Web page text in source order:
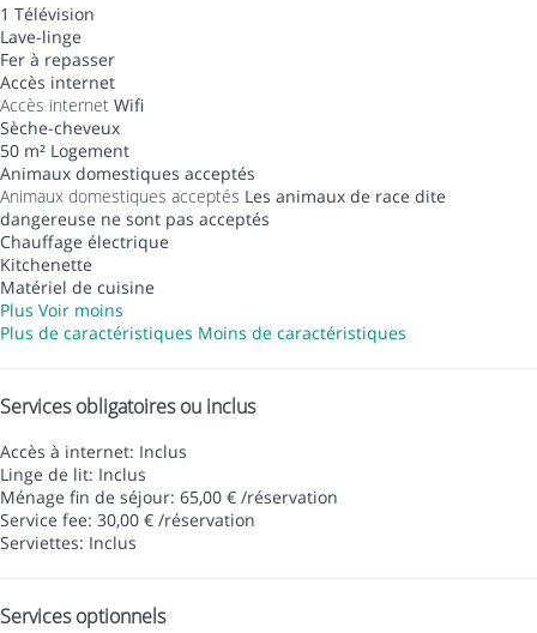
1 Télévision
Lave-linge
Fer à repasser
Accès internet
Accès internet Wifi
Sèche-cheveux
50 m² Logement
Animaux domestiques acceptés
Animaux domestiques acceptés Les animaux de race dite
dangereuse ne sont pas acceptés
Chauffage électrique
Kitchenette
Matériel de cuisine
Plus Voir moins
Plus de caractéristiques Moins de caractéristiques
Services obligatoires ou inclus
Accès à internet: Inclus
Linge de lit: Inclus
Ménage fin de séjour: 65,00 € /réservation
Service fee: 30,00 € /réservation
Serviettes: Inclus
Services optionnels